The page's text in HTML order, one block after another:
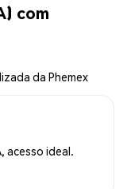
com
da Phemex
acesso ideal.